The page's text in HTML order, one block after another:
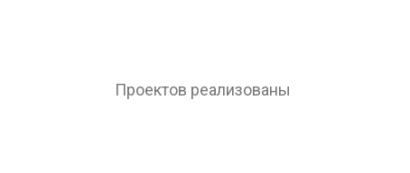
Проектов реализованы